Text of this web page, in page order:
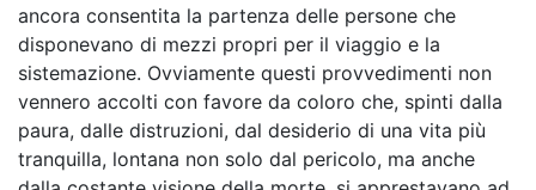
ancora consentita la partenza delle persone che
disponevano di mezzi propri per il viaggio e la
sistemazione. Ovviamente questi provvedimenti non
vennero accolti con favore da coloro che, spinti dalla
paura, dalle distruzioni, dal desiderio di una vita più
tranquilla, lontana non solo dal pericolo, ma anche